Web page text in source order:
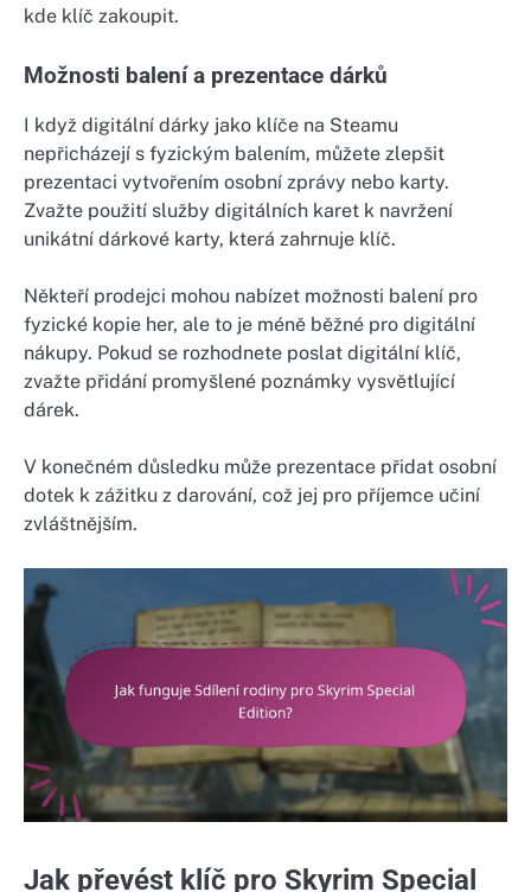
kde klíč zakoupit.
Možnosti balení a prezentace dárků
I když digitální dárky jako klíče na Steamu
nepřicházejí s fyzickým balením, můžete zlepšit
prezentaci vytvořením osobní zprávy nebo karty.
Zvažte použití služby digitálních karet k navržení
unikátní dárkové karty, která zahrnuje klíč.
Někteří prodejci mohou nabízet možnosti balení pro
fyzické kopie her, ale to je méně běžné pro digitální
nákupy. Pokud se rozhodnete poslat digitální klíč,
zvažte přidání promyšlené poznámky vysvětlující
dárek.
V konečném důsledku může prezentace přidat osobní
dotek k zážitku z darování, což jej pro příjemce učiní
zvláštnějším.
Jak převést klíč pro Skyrim Special